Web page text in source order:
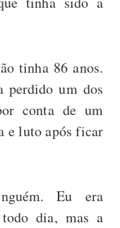
tinha 86 anos.
perdido um dos
conta de um
e luto após ficar
Eu era
dia, mas a